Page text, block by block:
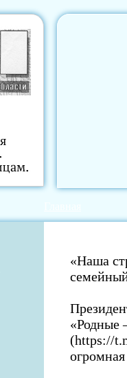
«Наша
«Родные
(https://